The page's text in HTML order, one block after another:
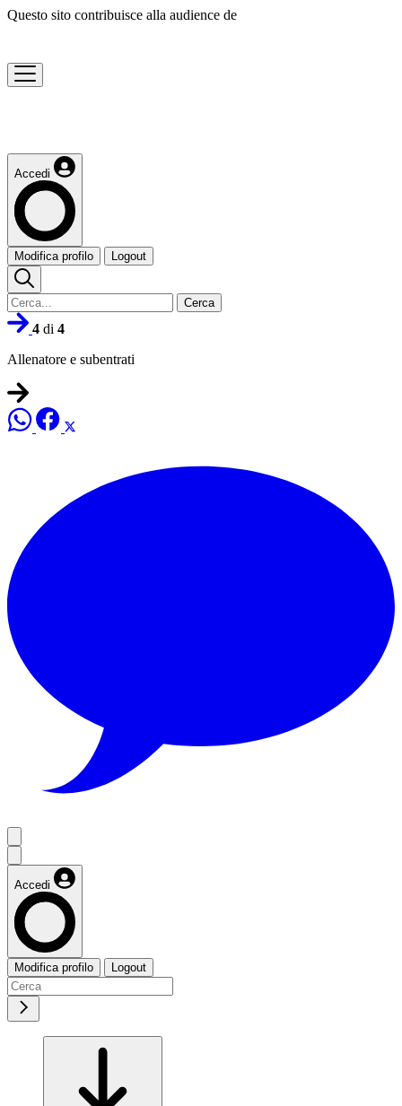
Questo sito contribuisce alla audience de
Accedi
Modifica profilo Logout
Cerca
4 di 4
Allenatore e subentrati
Accedi
Modifica profilo Logout